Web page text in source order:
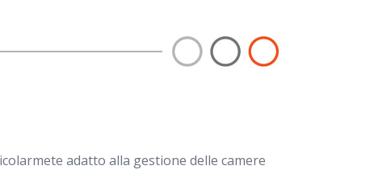
adatto alla gestione delle camere